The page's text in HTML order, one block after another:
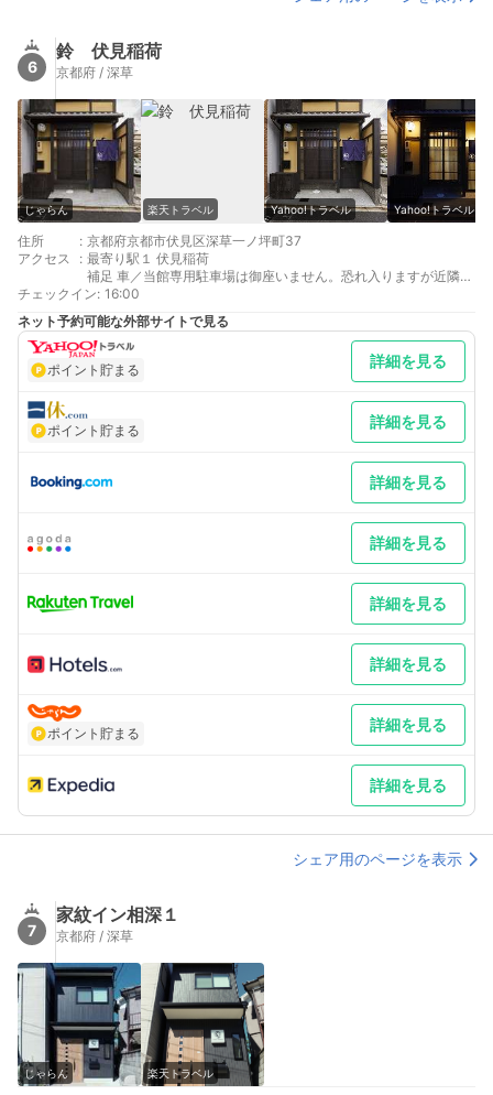
6
鈴 伏見稲荷
京都府 / 深草
じゃらん 楽天トラベル Yahoo!トラベル Yahoo!トラベル
住所 : 京都府京都市伏見区深草一ノ坪町37
アクセス
: 最寄り駅１ 伏見稲荷
補足 車／当館専用駐車場は御座いません。恐れ入りますが近隣の
コインパーキングをご利用下さい。
チェックイン: 16:00
ネット予約可能な外部サイトで見る
ポイント貯まる 詳細を見る
ポイント貯まる 詳細を見る
詳細を見る
詳細を見る
詳細を見る
詳細を見る
ポイント貯まる 詳細を見る
詳細を見る
シェア用のページを表示
7
家紋イン相深１
京都府 / 深草
じゃらん 楽天トラベル